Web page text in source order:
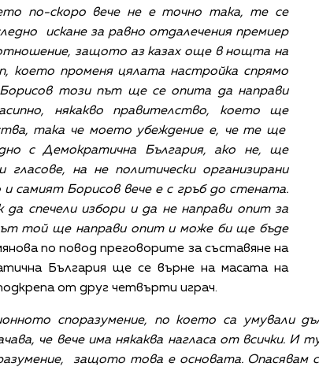
по-скоро вече не е точно така, те се
искане за равно отдалечения премиер
защото аз казах още в нощта на
което променя цялата настройка спрямо
този път ще се опита да направи
някакво правителство, което ще
така че моето убеждение е, че те ще
с Демократична България, ако не, ще
на не политически организирани
самият Борисов вече е с гръб до стената.
да спечели избори и да не направи опит за
той ще направи опит и може би ще бъде
по повод преговорите за съставяне на
България ще се върне на масата на
от друг четвърти играч.
споразумение, по което са
че вече има някаква нагласа от всички. И
защото това е основата. Опасявам